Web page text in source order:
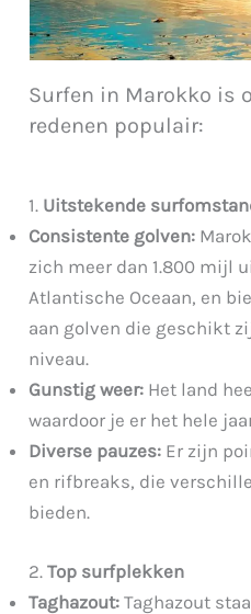
Surfen in Marokko is
redenen populair:
1. Uitstekende
Consistente golven:
zich meer dan 1.800 mijl
Atlantische Oceaan, en
aan golven die geschikt
niveau.
Gunstig weer: Het land
waardoor je er het hele
Diverse pauzes: Er zijn
en rifbreaks, die
bieden.
2.Top surfplekken
Taghazout: Taghazout